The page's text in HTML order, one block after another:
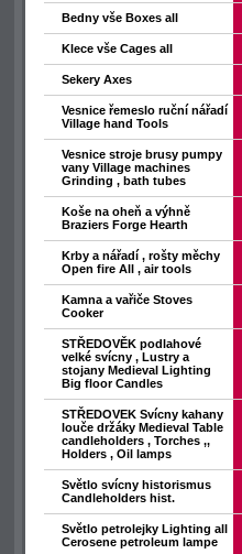
Bedny vše Boxes all
Klece vše Cages all
Sekery Axes
Vesnice řemeslo ruční nářadí
Village hand Tools
Vesnice stroje brusy pumpy
vany Village machines
Grinding , bath tubes
Koše na oheň a výhně
Braziers Forge Hearth
Krby a nářadí , rošty měchy
Open fire All , air tools
Kamna a vařiče Stoves
Cooker
STŘEDOVĚK podlahové
velké svícny , Lustry a
stojany Medieval Lighting
Big floor Candles
STŘEDOVEK Svícny kahany
louče držáky Medieval Table
candleholders , Torches ,,
Holders , Oil lamps
Světlo svícny historismus
Candleholders hist.
Světlo petrolejky Lighting all
Cerosene petroleum lampe